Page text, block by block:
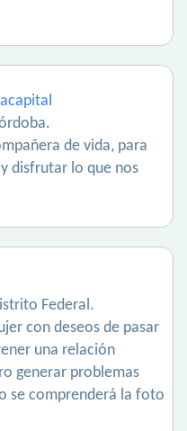
de vida, para
disfrutar lo que nos
Federal.
con deseos de pasar
una relación
generar problemas
se comprenderá la foto